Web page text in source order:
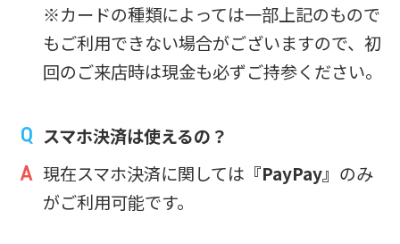
※カードの種類によっては一部上記のもので
もご利用できない場合がございますので、初
回のご来店時は現金も必ずご持参ください。
スマホ決済は使えるの？
現在スマホ決済に関しては 『PayPay』 のみ
がご利用可能です。